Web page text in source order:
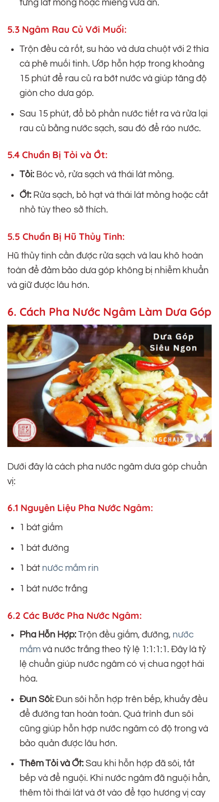
từng lát mỏng hoặc miếng vừa ăn.
5.3 Ngâm Rau Củ Với Muối:
Trộn đều cà rốt, su hào và dưa chuột với 2 thìa
cà phê muối tinh. Ướp hỗn hợp trong khoảng
15 phút để rau củ ra bớt nước và giúp tăng độ
giòn cho dưa góp.
Sau 15 phút, đổ bỏ phần nước tiết ra và rửa lại
rau củ bằng nước sạch, sau đó để ráo nước.
5.4 Chuẩn Bị Tỏi và Ớt:
Tỏi:Bóc vỏ, rửa sạch và thái lát mỏng.
Ớt:Rửa sạch, bỏ hạt và thái lát mỏng hoặc cắt
nhỏ tùy theo sở thích.
5.5 Chuẩn Bị Hũ Thủy Tinh:
Hũ thủy tinh cần được rửa sạch và lau khô hoàn
toàn để đảm bảo dưa góp không bị nhiễm khuẩn
và giữ được lâu hơn.
6. Cách Pha Nước Ngâm Làm Dưa Góp
Dưới đây là cách pha nước ngâm dưa góp chuẩn
vị:
6.1 Nguyên Liệu Pha Nước Ngâm:
1 bát giấm
1 bát đường
1 bát nước mắm rin
1 bát nước trắng
6.2 Các Bước Pha Nước Ngâm:
Pha Hỗn Hợp:Trộn đều giấm, đường, nước
mắmvà nước trắng theo tỷ lệ 1:1:1:1. Đây là tỷ
lệ chuẩn giúp nước ngâm có vị chua ngọt hài
hòa.
Đun Sôi:Đun sôi hỗn hợp trên bếp, khuấy đều
để đường tan hoàn toàn. Quá trình đun sôi
cũng giúp hỗn hợp nước ngâm có độ trong và
bảo quản được lâu hơn.
Thêm Tỏi và Ớt:Sau khi hỗn hợp đã sôi, tắt
bếp và để nguội. Khi nước ngâm đã nguội hẳn,
thêm tỏi thái lát và ớt vào để tạo hương vị cay